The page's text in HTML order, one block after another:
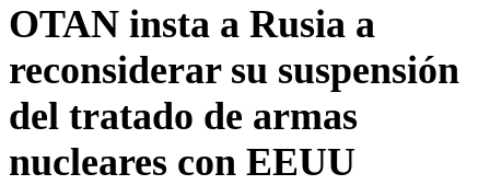
OTAN insta a Rusia a
reconsiderar su suspensión
del tratado de armas
nucleares con EEUU